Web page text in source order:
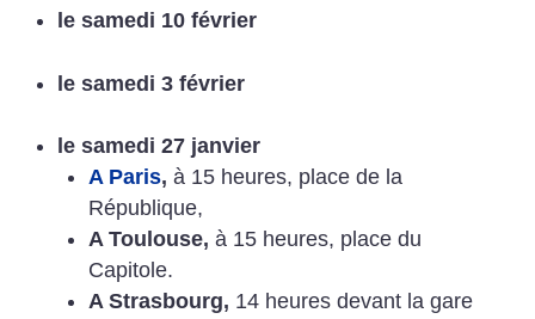
le samedi 10 février
le samedi 3 février
le samedi 27 janvier
A Paris, à 15 heures, place de la
République,
A Toulouse, à 15 heures, place du
Capitole.
A Strasbourg, 14 heures devant la gare